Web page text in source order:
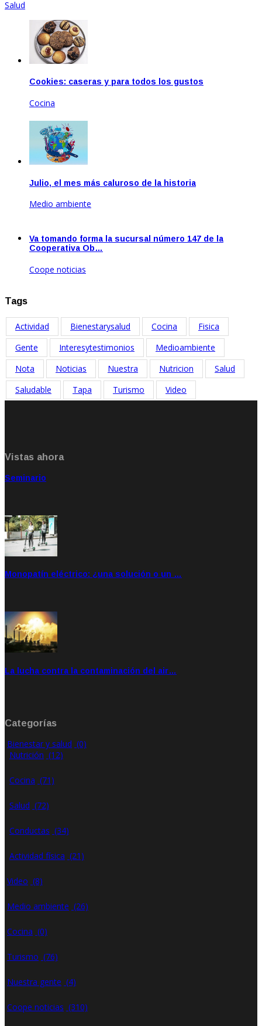
Salud
Cookies: caseras y para todos los gustos
Cocina
Julio, el mes más caluroso de la historia
Medio ambiente
Va tomando forma la sucursal número 147 de la
Cooperativa Ob…
Coope noticias
Tags
Actividad Bienestarysalud Cocina
Fisica
Gente
Interesytestimonios
Medioambiente
Nota
Noticias Nuestra Nutricion
Salud
Saludable
Tapa Turismo Video
Vistas ahora
Seminario
Monopatín eléctrico: ¿una solución o un …
La lucha contra la contaminación del air…
Categorías
Bienestar y salud (0)
Nutrición (12)
Cocina (71)
Salud (72)
Conductas (34)
Actividad física (21)
Video (8)
Medio ambiente (26)
Cocina (0)
Turismo (76)
Nuestra gente (4)
Coope noticias (310)